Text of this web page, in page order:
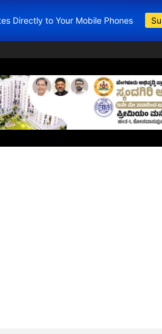
Directly to Your Mobile Phones
BDA